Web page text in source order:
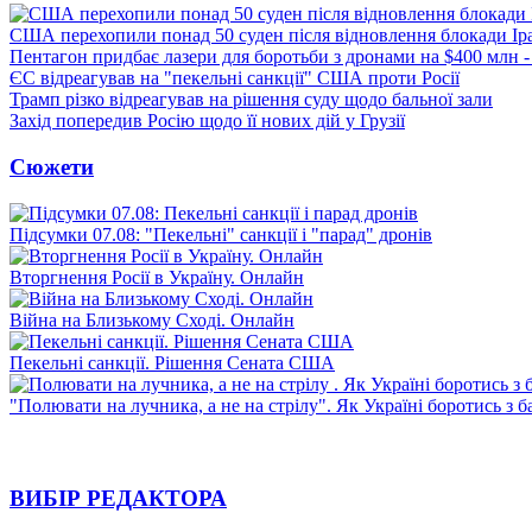
США перехопили понад 50 суден після відновлення блокади
Пентагон придбає лазери для боротьби з дронами на $400 млн
ЄС відреагував на "пекельні санкції" США проти Росії
Трамп різко відреагував на рішення суду щодо бальної зали
Захід попередив Росію щодо її нових дій у Грузії
Сюжети
Підсумки 07.08: "Пекельні" санкції і "парад" дронів
Вторгнення Росії в Україну. Онлайн
Війна на Близькому Сході. Онлайн
Пекельні санкції. Рішення Сената США
"Полювати на лучника, а не на стрілу". Як Україні боротись з
ВИБІР РЕДАКТОРА